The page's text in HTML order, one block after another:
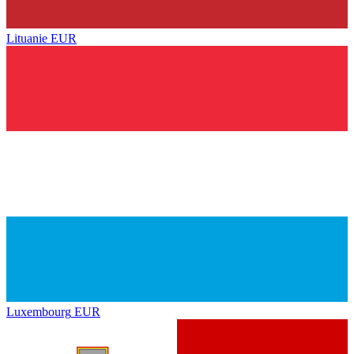
Lituanie EUR
Luxembourg EUR